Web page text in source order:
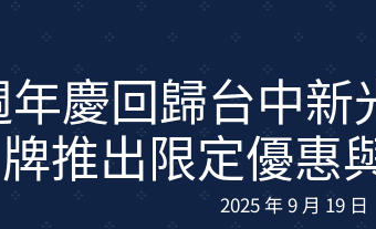
年慶回歸台中
牌推出限定優惠
2025 年 9 月 19 日